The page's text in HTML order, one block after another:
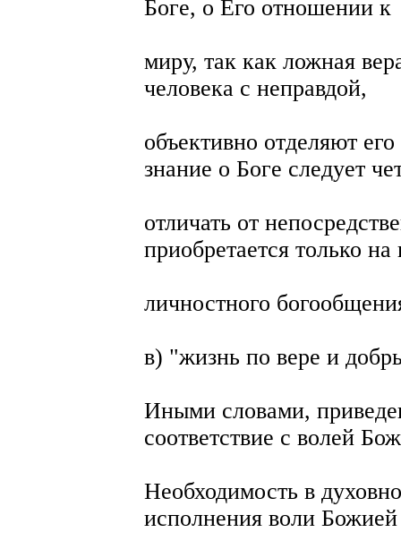
Боге, о Его отношении к
миру, так как ложная
человека с неправдой,
объективно отделяют
знание о Боге следует
отличать от
приобретается только на
личностного
в) "жизнь по вере и
Иными словами,
соответствие с волей
Необходимость в
исполнения воли